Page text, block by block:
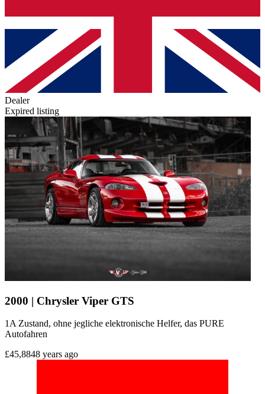
Dealer
Expired listing
2000 | Chrysler Viper GTS
1A Zustand, ohne jegliche elektronische Helfer, das PURE
Autofahren
£45,8848 years ago